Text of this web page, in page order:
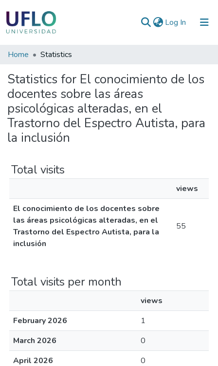
Log In (current)
Communities
Collections
All of RIUFLO
Home Statistics
Statistics for El conocimiento de los
docentes sobre las áreas
psicológicas alteradas, en el
Trastorno del Espectro Autista, para
la inclusión
Total visits
views
El conocimiento de los docentes sobre
las áreas psicológicas alteradas, en el
Trastorno del Espectro Autista, para la
inclusión
55
Total visits per month
views
February 2026
1
March 2026
0
April 2026
0